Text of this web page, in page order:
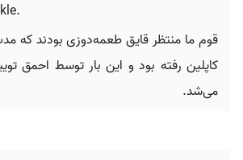
قوم ما منتظر قایق طعمه‌دوزی بودند که
کاپلین رفته بود و این بار توسط احمق
می‌شد.